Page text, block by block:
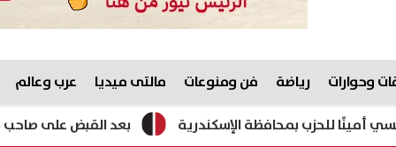
وحوارات رياضة فن ومنوعات مالتى ميديا عرب وعالم
بعد القبض على صاحب شركة بمحافظة الإسكندرية